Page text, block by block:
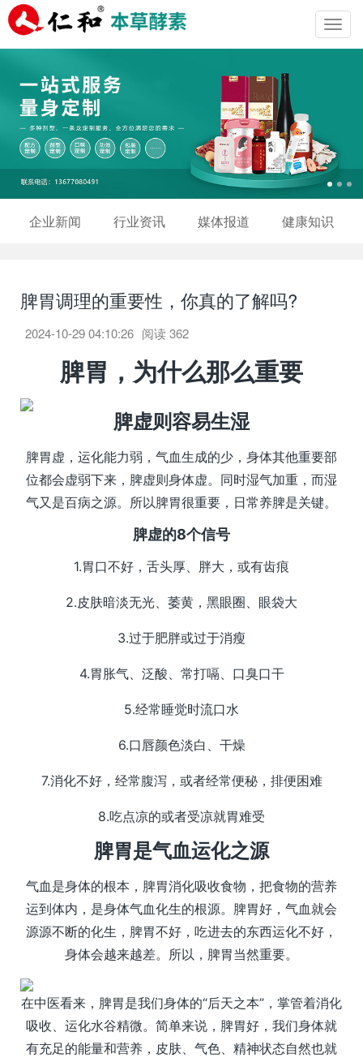
企业新闻 行业资讯 媒体报道 健康知识
脾胃调理的重要性，你真的了解吗?
2024-10-29 04:10:26 阅读362
脾胃，为什么那么重要
脾虚则容易生湿
脾胃虚，运化能力弱，气血生成的少，身体其他重要部
位都会虚弱下来，脾虚则身体虚。同时湿气加重，而湿
气又是百病之源。所以脾胃很重要，日常养脾是关键。
脾虚的8个信号
1.胃口不好，舌头厚、胖大，或有齿痕
2.皮肤暗淡无光、萎黄，黑眼圈、眼袋大
3.过于肥胖或过于消瘦
4.胃胀气、泛酸、常打嗝、口臭口干
5.经常睡觉时流口水
6.口唇颜色淡白、干燥
7.消化不好，经常腹泻，或者经常便秘，排便困难
8.吃点凉的或者受凉就胃难受
脾胃是气血运化之源
气血是身体的根本，脾胃消化吸收食物，把食物的营养
运到体内，是身体气血化生的根源。脾胃好，气血就会
源源不断的化生，脾胃不好，吃进去的东西运化不好，
身体会越来越差。所以，脾胃当然重要。
在中医看来，脾胃是我们身体的“后天之本”，掌管着消化
吸收、运化水谷精微。简单来说，脾胃好，我们身体就
有充足的能量和营养，皮肤、气色、精神状态自然也就